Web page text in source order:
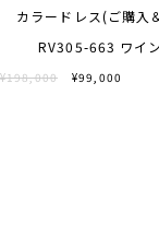
カラードレス(ご購入
RV305-663 ワイ
¥198,000 ¥99,000